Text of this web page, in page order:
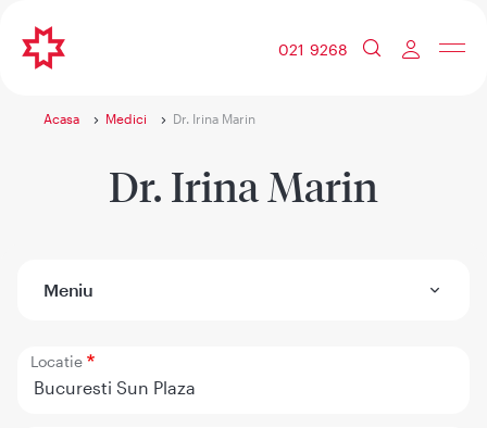
021 9268
Acasa Medici Dr. Irina Marin
Dr. Irina Marin
Meniu
Locatie
Bucuresti Sun Plaza